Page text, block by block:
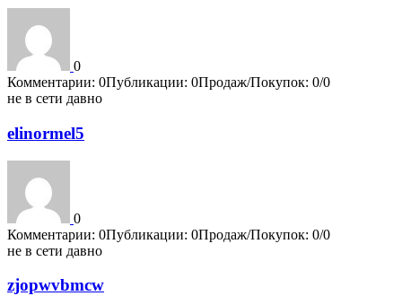
0
Комментарии: 0Публикации: 0Продаж/Покупок: 0/0
не в сети давно
elinormel5
0
Комментарии: 0Публикации: 0Продаж/Покупок: 0/0
не в сети давно
zjopwvbmcw